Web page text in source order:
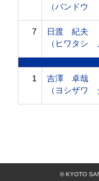
（バンドウ
7
日渡 紀夫
（ヒワタシ
1
吉澤 卓哉
（ヨシザワ
© KYOTO